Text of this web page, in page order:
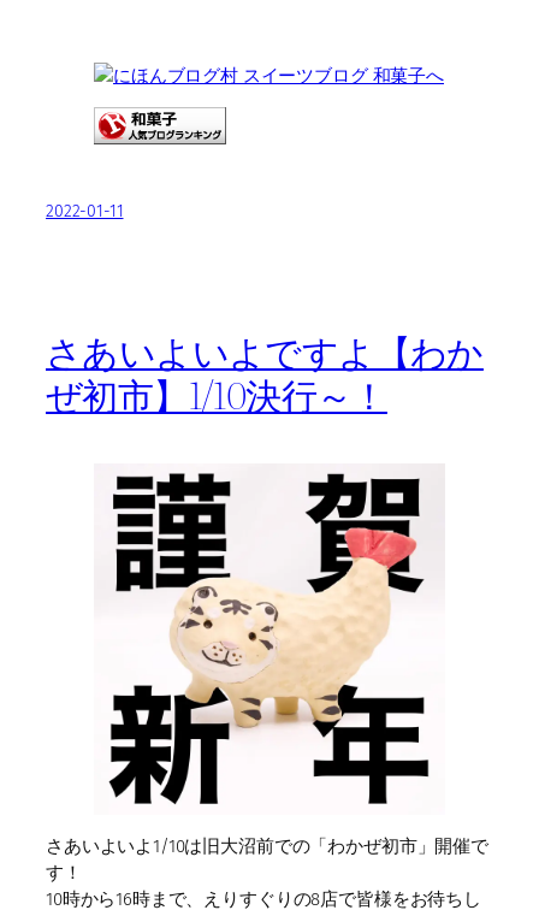
2022-01-11
さあいよいよですよ【わか
ぜ初市】1/10決行～！
さあいよいよ1/10は旧大沼前での「わかぜ初市」開催で
す！
10時から16時まで、えりすぐりの8店で皆様をお待ちし